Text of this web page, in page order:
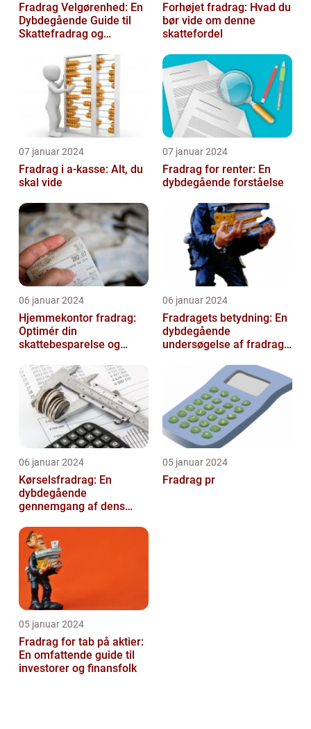
Fradrag Velgørenhed: En
Dybdegående Guide til
Skattefradrag og
Forhøjet fradrag: Hvad du
bør vide om denne
skattefordel
07 januar 2024
Fradrag i a-kasse: Alt, du
skal vide
07 januar 2024
Fradrag for renter: En
dybdegående forståelse
06 januar 2024
Hjemmekontor fradrag:
Optimér din
skattebesparelse og
06 januar 2024
Fradragets betydning: En
dybdegående
undersøgelse af fradrag
06 januar 2024
Kørselsfradrag: En
dybdegående
gennemgang af dens
over tid
05 januar 2024
Fradrag pr
05 januar 2024
Fradrag for tab på aktier:
En omfattende guide til
investorer og finansfolk